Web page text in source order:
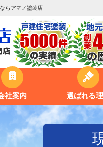
らアマノ塗装店
社案内 選ばれる